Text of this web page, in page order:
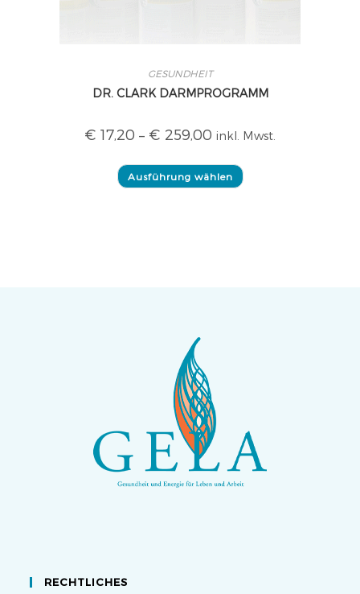
GESUNDHEIT
DR. CLARK DARMPROGRAMM
€ 17,20 – € 259,00 inkl. Mwst.
Ausführung wählen
RECHTLICHES